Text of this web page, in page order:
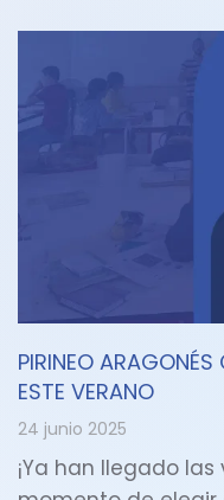
PIRINEO
ESTE VERANO
24 junio 2025
¡Ya han llegado